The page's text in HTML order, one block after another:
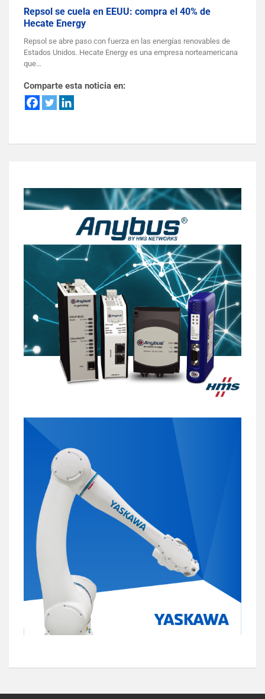
Repsol se cuela en EEUU: compra el 40% de
Hecate Energy
Repsol se abre paso con fuerza en las energías renovables de
Estados Unidos. Hecate Energy es una empresa norteamericana
que…
Comparte esta noticia en: